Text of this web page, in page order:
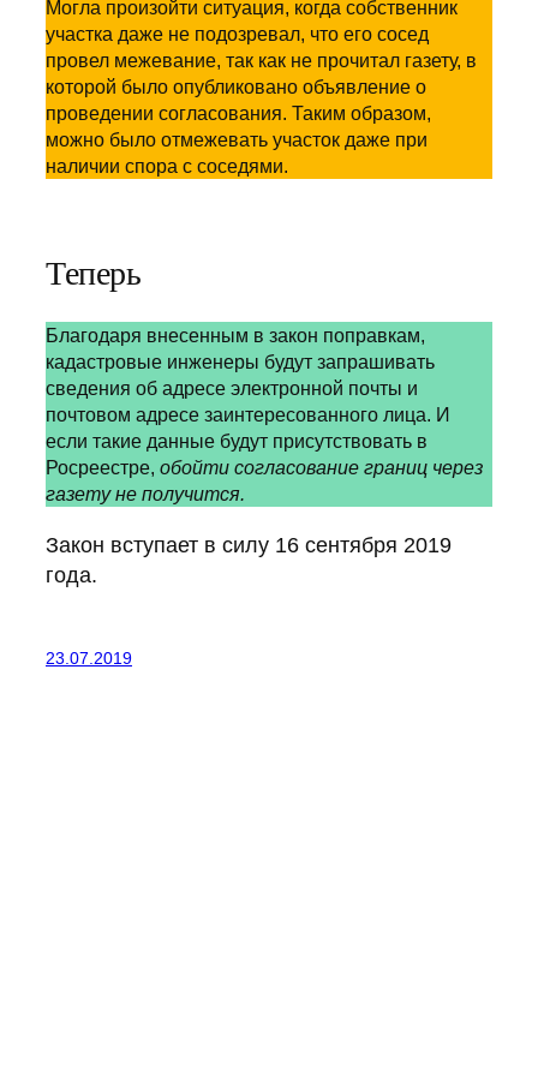
Могла произойти ситуация, когда собственник
участка даже не подозревал, что его сосед
провел межевание, так как не прочитал газету, в
которой было опубликовано объявление о
проведении согласования. Таким образом,
можно было отмежевать участок даже при
наличии спора с соседями.
Теперь
Благодаря внесенным в закон поправкам,
кадастровые инженеры будут запрашивать
сведения об адресе электронной почты и
почтовом адресе заинтересованного лица. И
если такие данные будут присутствовать в
Росреестре, обойти согласование границ через
газету не получится.
Закон вступает в силу 16 сентября 2019
года.
23.07.2019